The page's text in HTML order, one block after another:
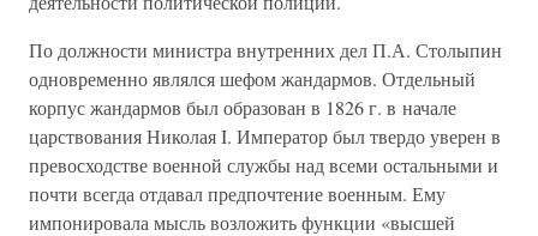
По должности министра внутренних дел П.А. Столыпин
одновременно являлся шефом жандармов. Отдельный
корпус жандармов был образован в 1826 г. в начале
царствования Николая I. Император был твердо уверен в
превосходстве военной службы над всеми остальными и
почти всегда отдавал предпочтение военным. Ему
импонировала мысль возложить функции «высшей